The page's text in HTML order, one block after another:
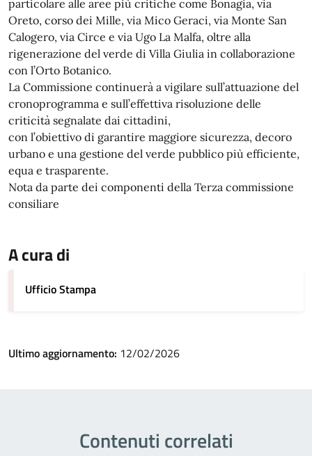
particolare alle aree più critiche come Bonagia, via
Oreto, corso dei Mille, via Mico Geraci, via Monte San
Calogero, via Circe e via Ugo La Malfa, oltre alla
rigenerazione del verde di Villa Giulia in collaborazione
con l’Orto Botanico.
La Commissione continuerà a vigilare sull’attuazione del
cronoprogramma e sull’effettiva risoluzione delle
criticità segnalate dai cittadini,
con l’obiettivo di garantire maggiore sicurezza, decoro
urbano e una gestione del verde pubblico più efficiente,
equa e trasparente.
Nota da parte dei componenti della Terza commissione
consiliare
A cura di
Ufficio Stampa
Ultimo aggiornamento: 12/02/2026
Contenuti correlati